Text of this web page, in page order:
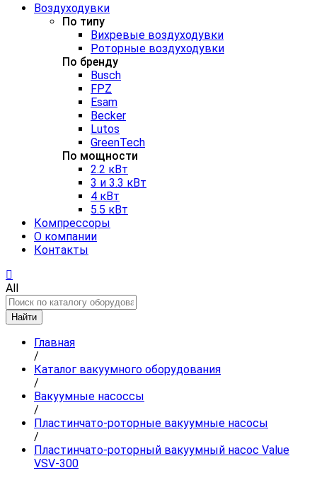
Воздуходувки
По типу
Вихревые воздуходувки
Роторные воздуходувки
По бренду
Busch
FPZ
Esam
Becker
Lutos
GreenTech
По мощности
2.2 кВт
3 и 3.3 кВт
4 кВт
5.5 кВт
Компрессоры
О компании
Контакты
All
Найти
Главная
/
Каталог вакуумного оборудования
/
Вакуумные насоссы
/
Пластинчато-роторные вакуумные насосы
/
Пластинчато-роторный вакуумный насос Value
VSV-300